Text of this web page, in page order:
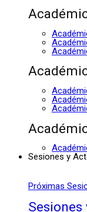
Sesiones y
Próximas